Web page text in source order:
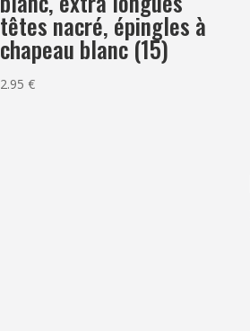
têtes nacré, épingles à
chapeau blanc (15)
2.95€